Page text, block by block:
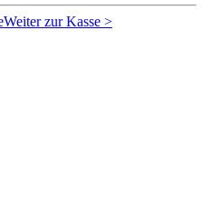
Weiter zur Kasse >